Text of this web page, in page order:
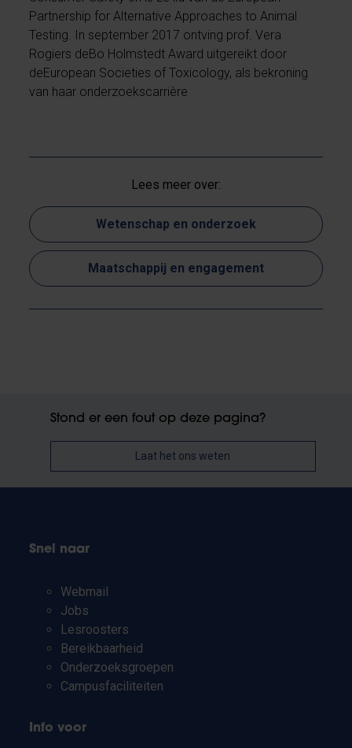
Partnership for Alternative Approaches to Animal
Testing . In september 2017 ontving prof. Vera
Rogiers deBo Holmstedt Award uitgereikt door
deEuropean Societies of Toxicology, als bekroning
van haar onderzoekscarrière
Lees meer over:
Wetenschap en onderzoek
Maatschappij en engagement
Stond er een fout op deze pagina?
Laat het ons weten
Snel naar
Webmail
Jobs
Lesroosters
Bereikbaarheid
Onderzoeksgroepen
Campusfaciliteiten
Info voor